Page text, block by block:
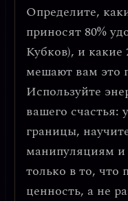
Определите,
приносят 80%
Кубков), и какие
мешают вам это
Используйте
вашего счастья:
границы,
манипуляциям и
только в то, что
ценность, а не